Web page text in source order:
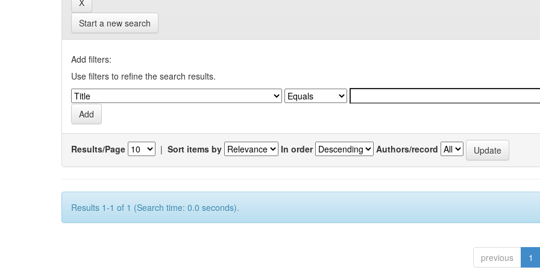
Start a new search
Add filters:
Use filters to refine the search results.
Results/Page | Sort items by In order Authors/record
Results 1-1 of 1 (Search time: 0.0 seconds).
previous 1